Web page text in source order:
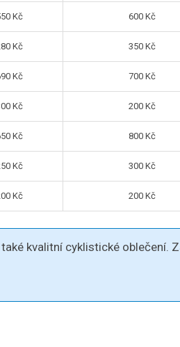
Kč 600 Kč
Kč 350 Kč
Kč 700 Kč
Kč 200 Kč
Kč 800 Kč
Kč 300 Kč
Kč 200 Kč
kvalitní cyklistické oblečení.